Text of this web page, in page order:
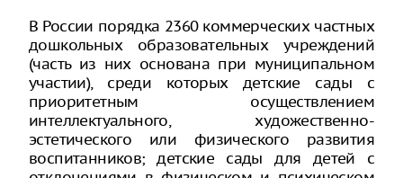
В России порядка 2360 коммерческих частных
дошкольных образовательных учреждений
(часть из них основана при муниципальном
участии), среди которых детские сады с
приоритетным осуществлением
интеллектуального, художественно-
эстетического или физического развития
воспитанников; детские сады для детей с